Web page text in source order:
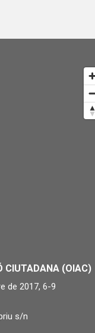
CIUTADANA (OIAC)
de 2017, 6-9
s/n